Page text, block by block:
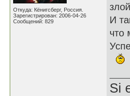
Откуда: Кёнигсберг, Россия.
Зарегистрирован: 2006-04-26
Сообщений: 829
И
что
Si